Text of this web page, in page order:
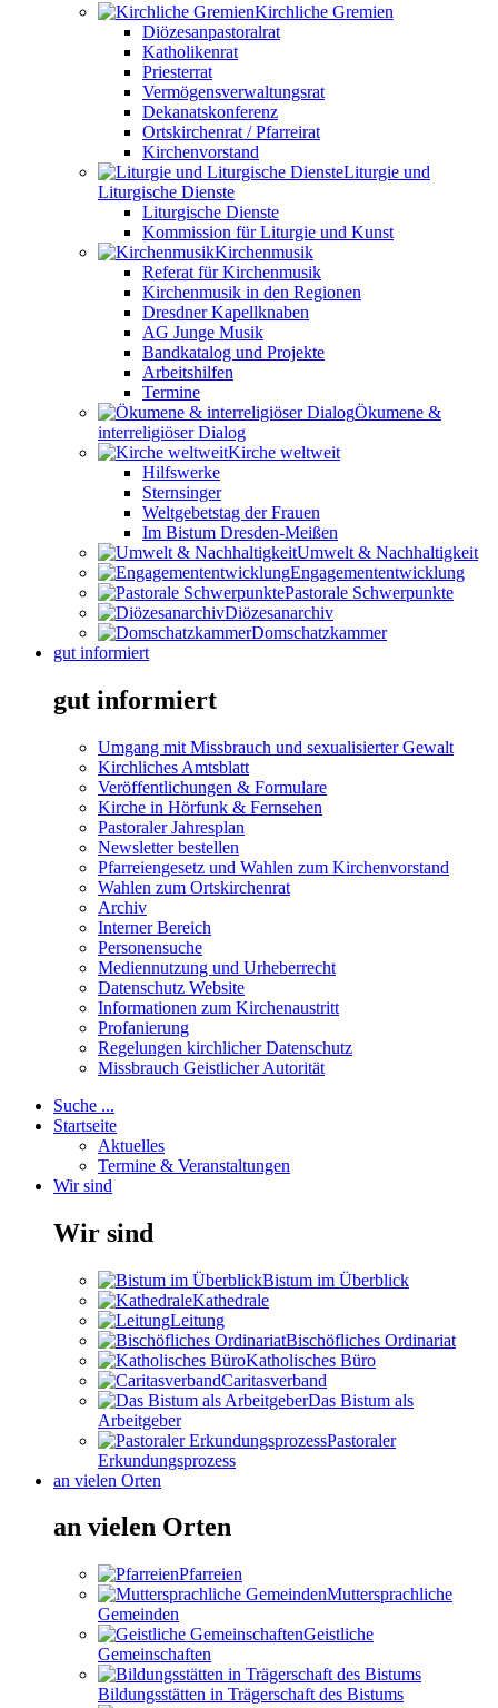
Kirchliche Gremien
Diözesanpastoralrat
Katholikenrat
Priesterrat
Vermögensverwaltungsrat
Dekanatskonferenz
Ortskirchenrat / Pfarreirat
Kirchenvorstand
Liturgie und
Liturgische Dienste
Liturgische Dienste
Kommission für Liturgie und Kunst
Kirchenmusik
Referat für Kirchenmusik
Kirchenmusik in den Regionen
Dresdner Kapellknaben
AG Junge Musik
Bandkatalog und Projekte
Arbeitshilfen
Termine
Ökumene &
interreligiöser Dialog
Kirche weltweit
Hilfswerke
Sternsinger
Weltgebetstag der Frauen
Im Bistum Dresden-Meißen
Umwelt & Nachhaltigkeit
Engagemententwicklung
Pastorale Schwerpunkte
Diözesanarchiv
Domschatzkammer
gut informiert
gut informiert
Umgang mit Missbrauch und sexualisierter Gewalt
Kirchliches Amtsblatt
Veröffentlichungen & Formulare
Kirche in Hörfunk & Fernsehen
Pastoraler Jahresplan
Newsletter bestellen
Pfarreiengesetz und Wahlen zum Kirchenvorstand
Wahlen zum Ortskirchenrat
Archiv
Interner Bereich
Personensuche
Mediennutzung und Urheberrecht
Datenschutz Website
Informationen zum Kirchenaustritt
Profanierung
Regelungen kirchlicher Datenschutz
Missbrauch Geistlicher Autorität
Suche ...
Startseite
Aktuelles
Termine & Veranstaltungen
Wir sind
Wir sind
Bistum im Überblick
Kathedrale
Leitung
Bischöfliches Ordinariat
Katholisches Büro
Caritasverband
Das Bistum als
Arbeitgeber
Pastoraler
Erkundungsprozess
an vielen Orten
an vielen Orten
Pfarreien
Muttersprachliche
Gemeinden
Geistliche
Gemeinschaften
Bildungsstätten in Trägerschaft des Bistums